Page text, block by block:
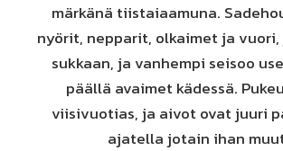
märkänä tiistaiaamuna.
nyörit, nepparit, olkaimet ja
sukkaan, ja vanhempi seisoo
päällä avaimet kädessä.
viisivuotias, ja aivot ovat juuri
ajatella jotain ihan